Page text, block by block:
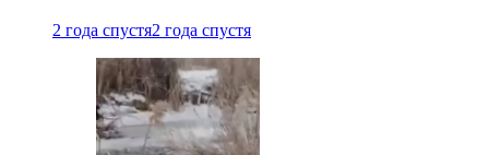
2 года спустя2 года спустя